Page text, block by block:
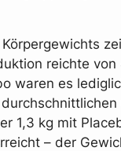
reichte
waren es
1,3 kg mit
– der